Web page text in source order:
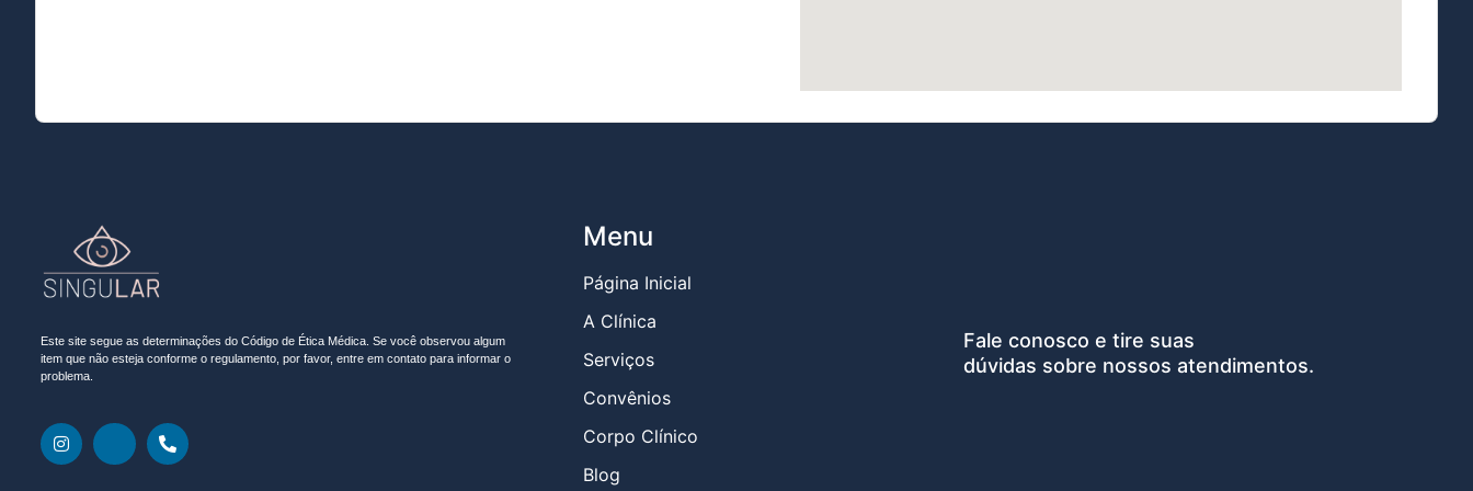
Este site segue as determinações do Código de Ética Médica. Se você observou algum
item que não esteja conforme o regulamento, por favor, entre em contato para informar o
problema.
Menu
Página Inicial
A Clínica
Serviços
Convênios
Corpo Clínico
Blog
Fale conosco e tire suas
dúvidas sobre nossos atendimentos.